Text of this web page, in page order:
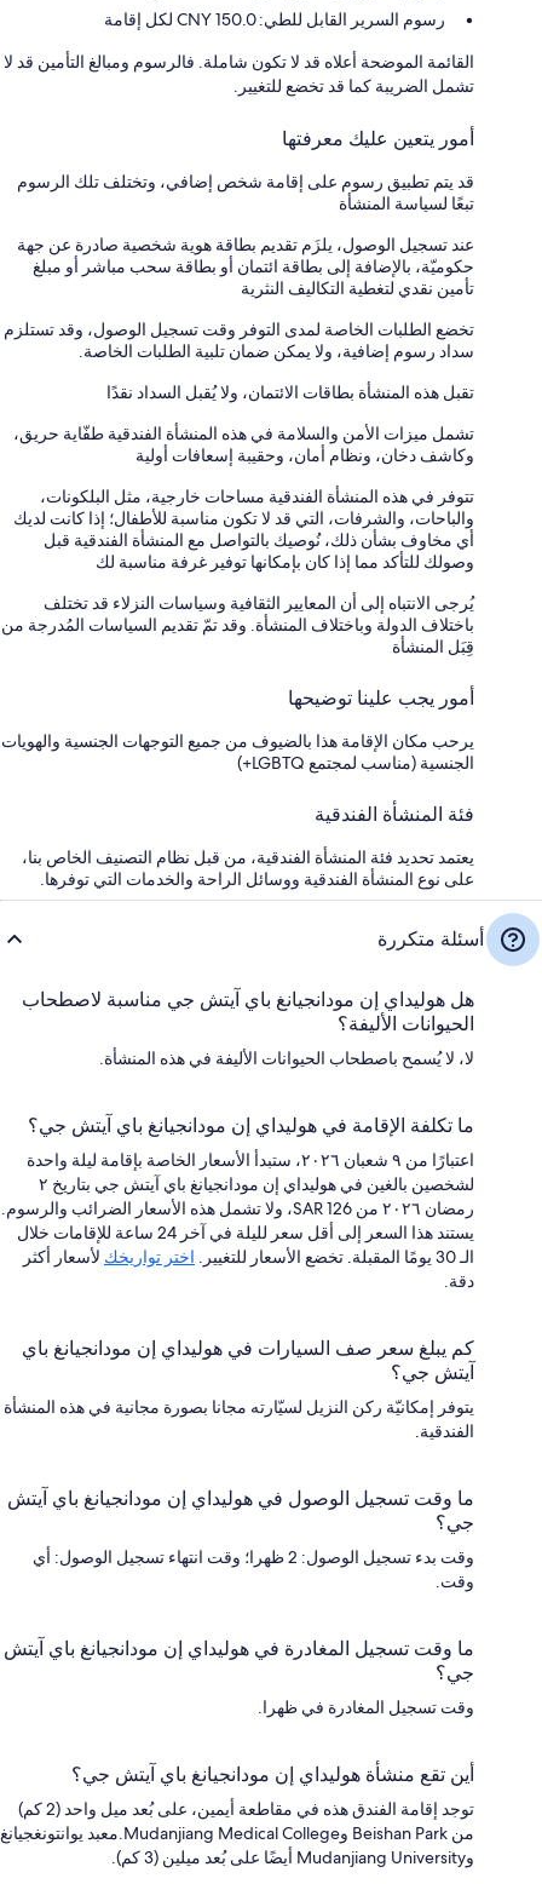
رسوم السرير القابل للطي: 150.0 CNY لكل إقامة
القائمة الموضحة أعلاه قد لا تكون شاملة. فالرسوم ومبالغ التأمين قد لا
تشمل الضريبة كما قد تخضع للتغيير.
أمور يتعين عليك معرفتها
قد يتم تطبيق رسوم على إقامة شخص إضافي، وتختلف تلك الرسوم
تبعًا لسياسة المنشأة
عند تسجيل الوصول، يلزَم تقديم بطاقة هوية شخصية صادرة عن جهة
حكوميّة، بالإضافة إلى بطاقة ائتمان أو بطاقة سحب مباشر أو مبلغ
تأمين نقدي لتغطية التكاليف النثرية
تخضع الطلبات الخاصة لمدى التوفر وقت تسجيل الوصول، وقد تستلزم
سداد رسوم إضافية، ولا يمكن ضمان تلبية الطلبات الخاصة.
تقبل هذه المنشأة بطاقات الائتمان، ولا يُقبل السداد نقدًا
تشمل ميزات الأمن والسلامة في هذه المنشأة الفندقية طفّاية حريق،
وكاشف دخان، ونظام أمان، وحقيبة إسعافات أولية
تتوفر في هذه المنشأة الفندقية مساحات خارجية، مثل البلكونات،
والباحات، والشرفات، التي قد لا تكون مناسبة للأطفال؛ إذا كانت لديك
أي مخاوف بشأن ذلك، نُوصيك بالتواصل مع المنشأة الفندقية قبل
وصولك للتأكد مما إذا كان بإمكانها توفير غرفة مناسبة لك
يُرجى الانتباه إلى أن المعايير الثقافية وسياسات النزلاء قد تختلف
باختلاف الدولة وباختلاف المنشأة. وقد تمّ تقديم السياسات المُدرجة من
قِبَل المنشأة
أمور يجب علينا توضيحها
يرحب مكان الإقامة هذا بالضيوف من جميع التوجهات الجنسية والهويات
الجنسية (مناسب لمجتمع LGBTQ+)
فئة المنشأة الفندقية
يعتمد تحديد فئة المنشأة الفندقية، من قبل نظام التصنيف الخاص بنا،
على نوع المنشأة الفندقية ووسائل الراحة والخدمات التي توفرها.
أسئلة متكررة
هل هوليداي إن مودانجيانغ باي آيتش جي مناسبة لاصطحاب
الحيوانات الأليفة؟
لا، لا يُسمح باصطحاب الحيوانات الأليفة في هذه المنشأة.
ما تكلفة الإقامة في هوليداي إن مودانجيانغ باي آيتش جي؟
اعتبارًا من ٩ شعبان ٢٠٢٦، ستبدأ الأسعار الخاصة بإقامة ليلة واحدة
لشخصين بالغين في هوليداي إن مودانجيانغ باي آيتش جي بتاريخ ٢
رمضان ٢٠٢٦ من SAR 126، ولا تشمل هذه الأسعار الضرائب والرسوم.
يستند هذا السعر إلى أقل سعر لليلة في آخر 24 ساعة للإقامات خلال
الـ 30 يومًا المقبلة. تخضع الأسعار للتغيير.
اختر تواريخك لأسعار أكثر
دقة.
كم يبلغ سعر صف السيارات في هوليداي إن مودانجيانغ باي
آيتش جي؟
يتوفر إمكانيّة ركن النزيل لسيّارته مجانا بصورة مجانية في هذه المنشأة
الفندقية.
ما وقت تسجيل الوصول في هوليداي إن مودانجيانغ باي آيتش
جي؟
وقت بدء تسجيل الوصول: 2 ظهرا؛ وقت انتهاء تسجيل الوصول: أي
وقت.
ما وقت تسجيل المغادرة في هوليداي إن مودانجيانغ باي آيتش
جي؟
وقت تسجيل المغادرة في ظهرا.
أين تقع منشأة هوليداي إن مودانجيانغ باي آيتش جي؟
توجد إقامة الفندق هذه في مقاطعة أيمين، على بُعد ميل واحد (2 كم)
من Beishan Park وMudanjiang Medical College.معبد يوانتونغجيانغ
وMudanjiang University أيضًا على بُعد ميلين (3 كم).